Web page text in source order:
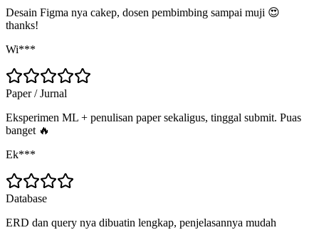
Desain Figma nya cakep, dosen pembimbing sampai muji 😍
thanks!
Wi***
Paper / Jurnal
Eksperimen ML + penulisan paper sekaligus, tinggal submit. Puas
banget 🔥
Ek***
Database
ERD dan query nya dibuatin lengkap, penjelasannya mudah